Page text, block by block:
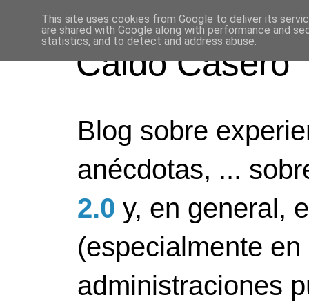
Caldo Casero
Blog sobre
anécdotas, ...
2.0 y, en general,
(especialmente
administraciones
This site uses cookies from Google to deliver its
are shared with Google along with performance and
statistics, and to detect and address abuse.